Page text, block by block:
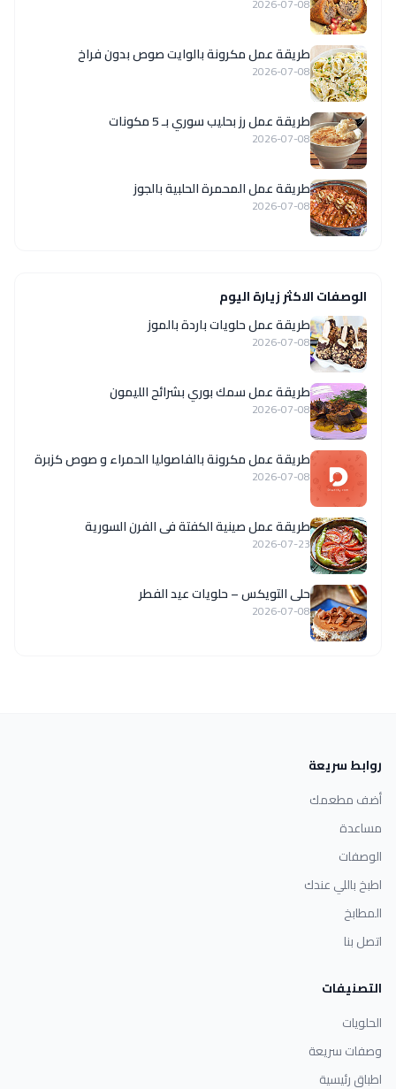
2026-07-08
طريقة عمل مكرونة بالوايت صوص بدون فراخ
2026-07-08
طريقة عمل رز بحليب سوري بـ 5 مكونات
2026-07-08
طريقة عمل المحمرة الحلبية بالجوز
2026-07-08
الوصفات الاكثر زيارة اليوم
طريقة عمل حلويات باردة بالموز
2026-07-08
طريقة عمل سمك بوري بشرائح الليمون
2026-07-08
طريقة عمل مكرونة بالفاصوليا الحمراء و صوص كزبرة
2026-07-08
طريقة عمل صينية الكفتة فى الفرن السورية
2026-07-23
حلى التويكس – حلويات عيد الفطر
2026-07-08
روابط سريعة
أضف مطعمك
مساعدة
الوصفات
اطبخ باللي عندك
المطابخ
اتصل بنا
التصنيفات
الحلويات
وصفات سريعة
اطباق رئيسية